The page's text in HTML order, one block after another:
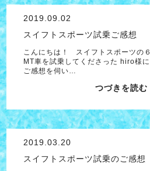
2019.09.02
スイフトスポーツ試乗ご感想
こんにちは！ スイフトスポーツの６
MT車を試乗してくださった hiro様に
ご感想を伺い…
つづきを読む
2019.03.20
スイフトスポーツ試乗のご感想